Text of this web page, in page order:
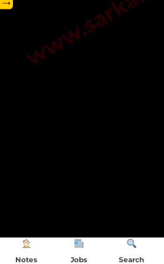
Notes Jobs Search